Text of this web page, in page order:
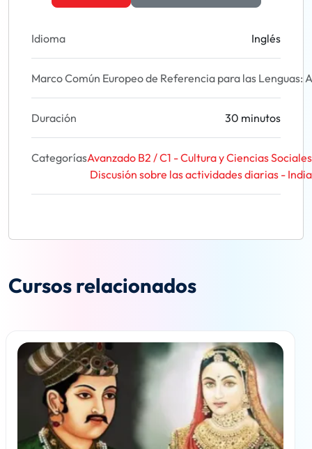
Idioma Inglés
Marco Común Europeo de Referencia para las Lenguas:
Duración 30 minutos
CategoríasAvanzado B2 / C1 - Cultura y Ciencias Sociales
Discusión sobre las actividades diarias - India
Cursos relacionados